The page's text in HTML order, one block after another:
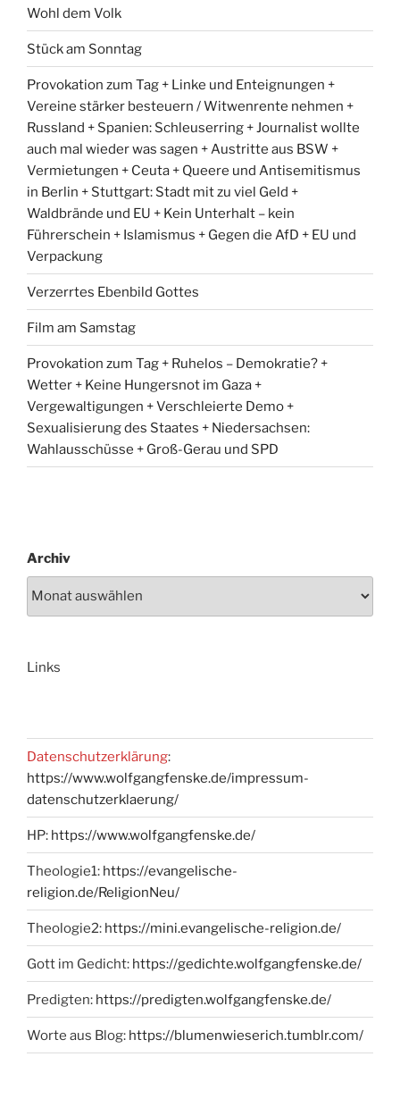
Wohl dem Volk
Stück am Sonntag
Provokation zum Tag + Linke und Enteignungen +
Vereine stärker besteuern / Witwenrente nehmen +
Russland + Spanien: Schleuserring + Journalist wollte
auch mal wieder was sagen + Austritte aus BSW +
Vermietungen + Ceuta + Queere und Antisemitismus
in Berlin + Stuttgart: Stadt mit zu viel Geld +
Waldbrände und EU + Kein Unterhalt – kein
Führerschein + Islamismus + Gegen die AfD + EU und
Verpackung
Verzerrtes Ebenbild Gottes
Film am Samstag
Provokation zum Tag + Ruhelos – Demokratie? +
Wetter + Keine Hungersnot im Gaza +
Vergewaltigungen + Verschleierte Demo +
Sexualisierung des Staates + Niedersachsen:
Wahlausschüsse + Groß-Gerau und SPD
Archiv
Links
Datenschutzerklärung:
https://www.wolfgangfenske.de/impressum-
datenschutzerklaerung/
HP: https://www.wolfgangfenske.de/
Theologie1: https://evangelische-
religion.de/ReligionNeu/
Theologie2: https://mini.evangelische-religion.de/
Gott im Gedicht: https://gedichte.wolfgangfenske.de/
Predigten: https://predigten.wolfgangfenske.de/
Worte aus Blog: https://blumenwieserich.tumblr.com/